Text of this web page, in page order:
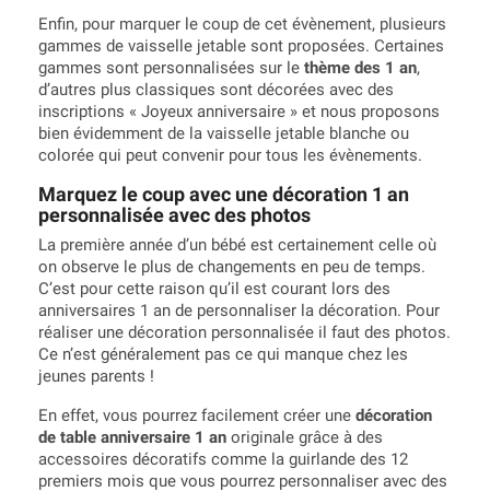
Enfin, pour marquer le coup de cet évènement, plusieurs
gammes de vaisselle jetable sont proposées. Certaines
gammes sont personnalisées sur le thème des 1 an,
d’autres plus classiques sont décorées avec des
inscriptions « Joyeux anniversaire » et nous proposons
bien évidemment de la vaisselle jetable blanche ou
colorée qui peut convenir pour tous les évènements.
Marquez le coup avec une décoration 1 an
personnalisée avec des photos
La première année d’un bébé est certainement celle où
on observe le plus de changements en peu de temps.
C’est pour cette raison qu’il est courant lors des
anniversaires 1 an de personnaliser la décoration. Pour
réaliser une décoration personnalisée il faut des photos.
Ce n’est généralement pas ce qui manque chez les
jeunes parents !
En effet, vous pourrez facilement créer une décoration
de table anniversaire 1 an originale grâce à des
accessoires décoratifs comme la guirlande des 12
premiers mois que vous pourrez personnaliser avec des